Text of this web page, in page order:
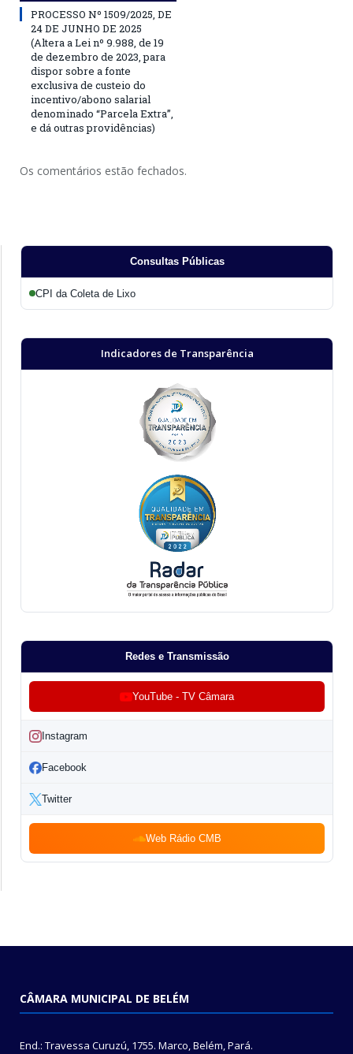
PROCESSO Nº 1509/2025, DE
24 DE JUNHO DE 2025
(Altera a Lei nº 9.988, de 19
de dezembro de 2023, para
dispor sobre a fonte
exclusiva de custeio do
incentivo/abono salarial
denominado “Parcela Extra”,
e dá outras providências)
Os comentários estão fechados.
Consultas Públicas
CPI da Coleta de Lixo
Indicadores de Transparência
Redes e Transmissão
YouTube - TV Câmara
Instagram
Facebook
Twitter
Web Rádio CMB
CÂMARA MUNICIPAL DE BELÉM
End.: Travessa Curuzú, 1755. Marco, Belém, Pará.